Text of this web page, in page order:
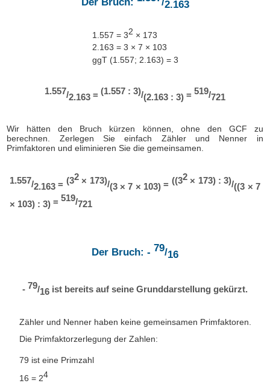
2.163
1.557 = 32 × 173
2.163 = 3 × 7 × 103
ggT (1.557; 2.163) = 3
1.557/2.163 = (1.557 : 3)/(2.163 : 3) = 519/721
Wir hätten den Bruch kürzen können, ohne den GCF zu
berechnen. Zerlegen Sie einfach Zähler und Nenner in
Primfaktoren und eliminieren Sie die gemeinsamen.
1.557/2.163 = (32× 173)/(3 × 7 × 103) = ((32× 173) : 3)/((3 × 7
× 103) : 3) =519/721
Der Bruch: - 79/16
- 79/16 ist bereits auf seine Grunddarstellung gekürzt.
Zähler und Nenner haben keine gemeinsamen Primfaktoren.
Die Primfaktorzerlegung der Zahlen:
79 ist eine Primzahl
16 = 24